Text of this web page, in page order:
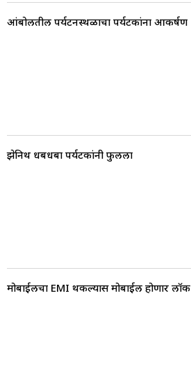
आंबोलीतील पर्यटनस्थळाचा पर्यटकांना आकर्षण
झेनिथ धबधबा पर्यटकांनी फुलला
मोबाईलचा EMI थकल्यास मोबाईल होणार लॉक